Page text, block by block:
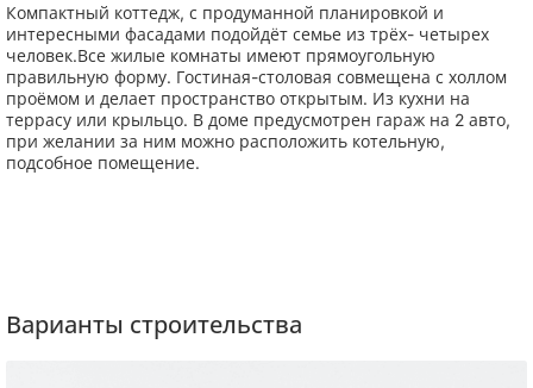
Компактный коттедж, с продуманной планировкой и
интересными фасадами подойдёт семье из трёх- четырех
человек.Все жилые комнаты имеют прямоугольную
правильную форму. Гостиная-столовая совмещена с холлом
проёмом и делает пространство открытым. Из кухни на
террасу или крыльцо. В доме предусмотрен гараж на 2 авто,
при желании за ним можно расположить котельную,
подсобное помещение.
Варианты строительства